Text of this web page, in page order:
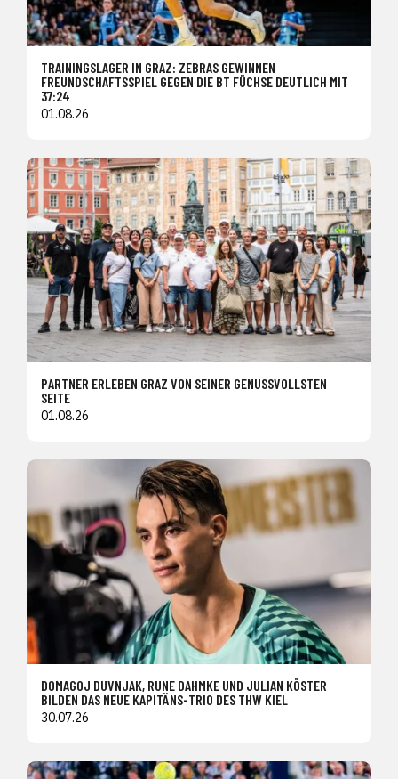
TRAININGSLAGER IN GRAZ: ZEBRAS GEWINNEN
FREUNDSCHAFTSSPIEL GEGEN DIE BT FÜCHSE DEUTLICH MIT
37:24
01.08.26
PARTNER ERLEBEN GRAZ VON SEINER GENUSSVOLLSTEN
SEITE
01.08.26
DOMAGOJ DUVNJAK, RUNE DAHMKE UND JULIAN KÖSTER
BILDEN DAS NEUE KAPITÄNS-TRIO DES THW KIEL
30.07.26